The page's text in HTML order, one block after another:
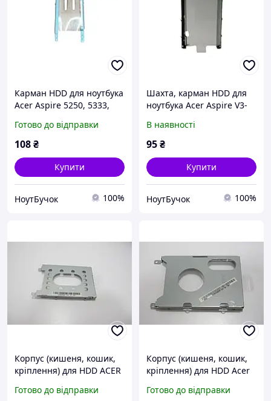
Карман HDD для ноутбука
Acer Aspire 5250, 5333,
eMachines E442, E443,
E529, E642, E644
Готово до відправки
108₴
Купити
НоутБучок 100%
Шахта, карман HDD для
ноутбука Acer Aspire V3-
Aspire 5552,E1-521 E1-531
E1-571
В наявності
95₴
Купити
НоутБучок 100%
Корпус (кишеня, кошик,
кріплення) для HDD ACER
Готово до відправки
Корпус (кишеня, кошик,
кріплення) для HDD Acer
Готово до відправки